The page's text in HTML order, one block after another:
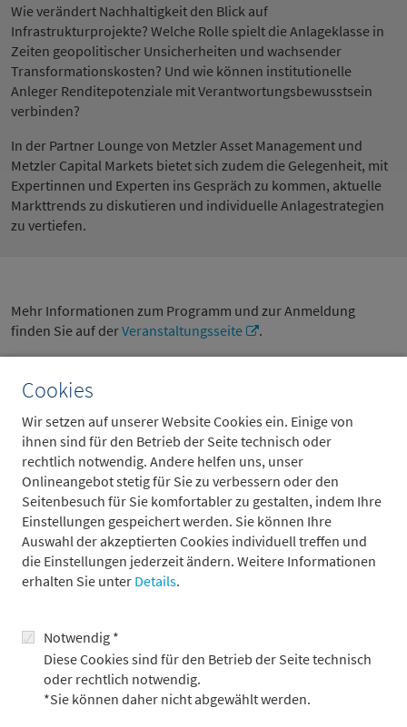
Cookies
Wir setzen auf unserer Website Cookies ein. Einige von
ihnen sind für den Betrieb der Seite technisch oder
rechtlich notwendig. Andere helfen uns, unser
Onlineangebot stetig für Sie zu verbessern oder den
Seitenbesuch für Sie komfortabler zu gestalten, indem Ihre
Einstellungen gespeichert werden. Sie können Ihre
Auswahl der akzeptierten Cookies individuell treffen und
die Einstellungen jederzeit ändern. Weitere Informationen
erhalten Sie unter Details.
Notwendig *
Diese Cookies sind für den Betrieb der Seite technisch
oder rechtlich notwendig.
*Sie können daher nicht abgewählt werden.
Wie verändert Nachhaltigkeit den Blick auf
Infrastrukturprojekte? Welche Rolle spielt die Anlageklasse in
Zeiten geopolitischer Unsicherheiten und wachsender
Transformationskosten? Und wie können institutionelle
Anleger Renditepotenziale mit Verantwortungsbewusstsein
verbinden?
In der Partner Lounge von Metzler Asset Management und
Metzler Capital Markets bietet sich zudem die Gelegenheit, mit
Expertinnen und Experten ins Gespräch zu kommen, aktuelle
Markttrends zu diskutieren und individuelle Anlagestrategien
zu vertiefen.
Mehr Informationen zum Programm und zur Anmeldung
finden Sie auf derVeranstaltungsseite .
Weitere Beiträge